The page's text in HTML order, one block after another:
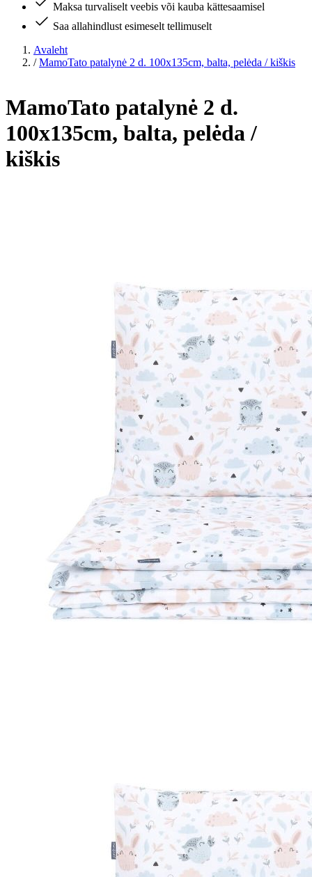
Maksa turvaliselt veebis või kauba kättesaamisel
Saa allahindlust esimeselt tellimuselt
Avaleht
/ MamoTato patalynė 2 d. 100x135cm, balta, pelėda / kiškis
MamoTato patalynė 2 d.
100x135cm, balta, pelėda /
kiškis